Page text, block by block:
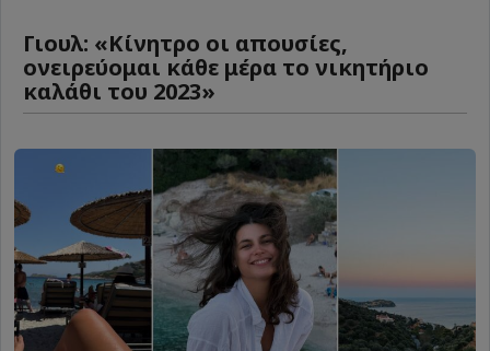
Γιουλ: «Κίνητρο οι απουσίες,
ονειρεύομαι κάθε μέρα το νικητήριο
καλάθι του 2023»